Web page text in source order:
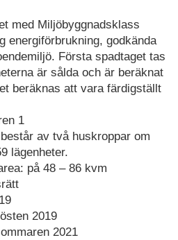
med Miljöbyggnadsklass
energiförbrukning, godkända
Första spadtaget tas
är sålda och är beräknat
beräknas att vara färdigställt
1
av två huskroppar om
lägenheter.
på 48 – 86 kvm
2019
2021